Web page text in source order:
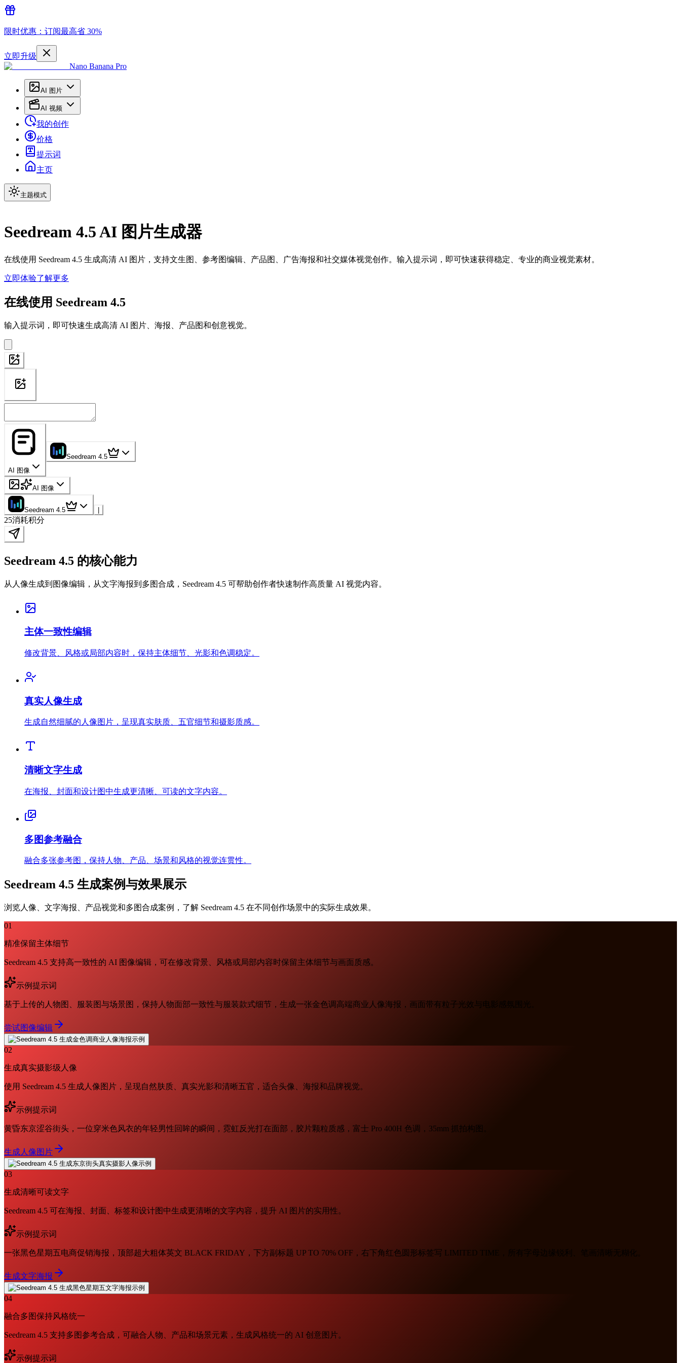
限时优惠：订阅最高省 30%
立即升级
Nano Banana Pro
AI 图片
AI 视频
我的创作
价格
提示词
主页
主题模式
Seedream 4.5 AI 图片生成器
在线使用 Seedream 4.5 生成高清 AI 图片，支持文生图、参考图编辑、产品图、广告海报和社交媒体视觉创作。输入提示词，即可快速获得稳定、专业的商业视觉素材。
立即体验了解更多
在线使用 Seedream 4.5
输入提示词，即可快速生成高清 AI 图片、海报、产品图和创意视觉。
AI 图像
Seedream 4.5
AI 图像
Seedream 4.5 |
25消耗积分
Seedream 4.5 的核心能力
从人像生成到图像编辑，从文字海报到多图合成，Seedream 4.5 可帮助创作者快速制作高质量 AI 视觉内容。
主体一致性编辑
修改背景、风格或局部内容时，保持主体细节、光影和色调稳定。
真实人像生成
生成自然细腻的人像图片，呈现真实肤质、五官细节和摄影质感。
清晰文字生成
在海报、封面和设计图中生成更清晰、可读的文字内容。
多图参考融合
融合多张参考图，保持人物、产品、场景和风格的视觉连贯性。
Seedream 4.5 生成案例与效果展示
浏览人像、文字海报、产品视觉和多图合成案例，了解 Seedream 4.5 在不同创作场景中的实际生成效果。
01
精准保留主体细节
Seedream 4.5 支持高一致性的 AI 图像编辑，可在修改背景、风格或局部内容时保留主体细节与画面质感。
示例提示词
基于上传的人物图、服装图与场景图，保持人物面部一致性与服装款式细节，生成一张金色调高端商业人像海报，画面带有粒子光效与电影感氛围光。
尝试图像编辑
02
生成真实摄影级人像
使用 Seedream 4.5 生成人像图片，呈现自然肤质、真实光影和清晰五官，适合头像、海报和品牌视觉。
示例提示词
黄昏东京涩谷街头，一位穿米色风衣的年轻男性回眸的瞬间，霓虹反光打在面部，胶片颗粒质感，富士 Pro 400H 色调，35mm 抓拍构图。
生成人像图片
03
生成清晰可读文字
Seedream 4.5 可在海报、封面、标签和设计图中生成更清晰的文字内容，提升 AI 图片的实用性。
示例提示词
一张黑色星期五电商促销海报，顶部超大粗体英文 BLACK FRIDAY，下方副标题 UP TO 70% OFF，右下角红色圆形标签写 LIMITED TIME，所有字母边缘锐利、笔画清晰无糊化。
生成文字海报
04
融合多图保持风格统一
Seedream 4.5 支持多图参考合成，可融合人物、产品和场景元素，生成风格统一的 AI 创意图片。
示例提示词